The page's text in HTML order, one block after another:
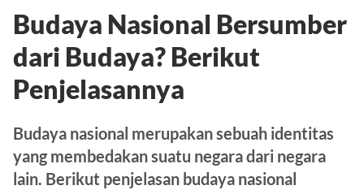
Budaya Nasional Bersumber
dari Budaya? Berikut
Penjelasannya
Budaya nasional merupakan sebuah identitas
yang membedakan suatu negara dari negara
lain. Berikut penjelasan budaya nasional